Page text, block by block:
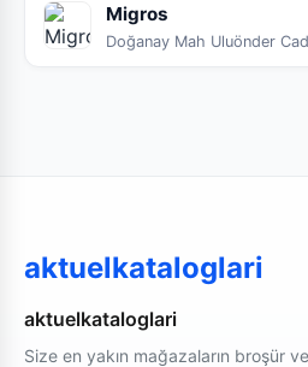
Migros
Doğanay Mah Uluönder
aktuelkataloglari
aktuelkataloglari
Size en yakın mağazaların broşür